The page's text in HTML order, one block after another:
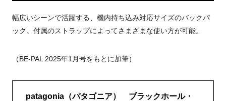
幅広いシーンで活躍する、機内持ち込み対応サイズのバックパ
ック。付属のストラップによってさまざまな使い方が可能。
（BE-PAL 2025年1月号をもとに加筆）
patagonia（パタゴニア） ブラックホール・